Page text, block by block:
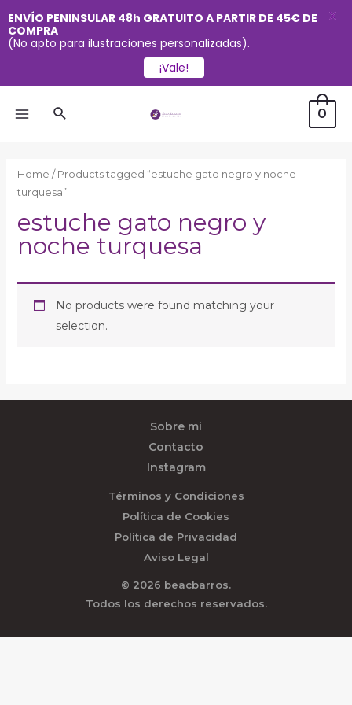
Buscar 0
Home / Products tagged “estuche gato negro y noche
turquesa”
estuche gato negro y
noche turquesa
No products were found matching your
selection.
Sobre mi
Contacto
Instagram
Términos y Condiciones
Política de Cookies
Política de Privacidad
Aviso Legal
© 2026 beacbarros.
Todos los derechos reservados.
ENVÍO PENINSULAR 48h GRATUITO A PARTIR DE 45€ DE
COMPRA
(No apto para ilustraciones personalizadas).
¡Vale!
X